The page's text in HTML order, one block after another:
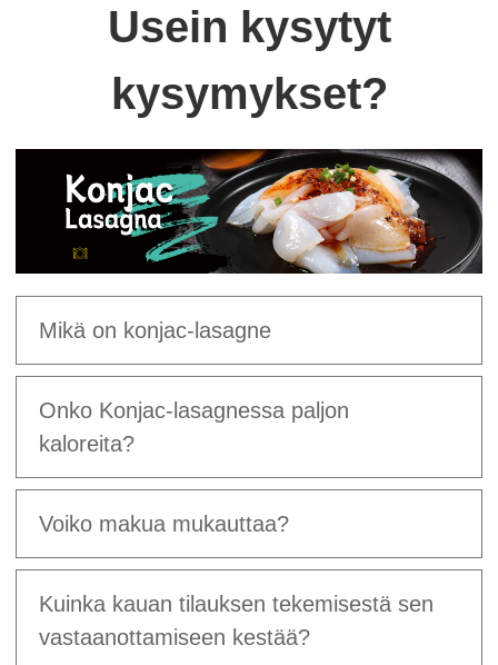
Usein kysytyt
kysymykset?
Mikä on konjac-lasagne
Onko Konjac-lasagnessa paljon
kaloreita?
Voiko makua mukauttaa?
Kuinka kauan tilauksen tekemisestä sen
vastaanottamiseen kestää?